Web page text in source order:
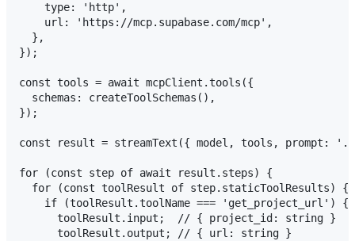
    type: 'http',
    url: 'https://mcp.supabase.com/mcp',
  },
});
const tools = await mcpClient.tools({
  schemas: createToolSchemas(),
});
const result = streamText({ model, tools, prompt:
for (const step of await result.steps) {
  for (const toolResult of step.staticToolResults) {
    if (toolResult.toolName === 'get_project_url') {
      toolResult.input;  // { project_id: string }
      toolResult.output; // { url: string }